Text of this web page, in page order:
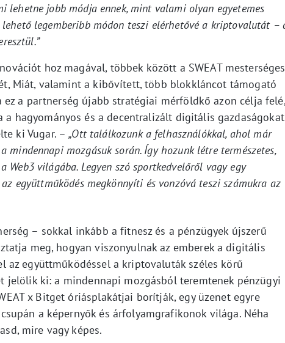
lehetne jobb módja ennek, mint valami olyan egyetemes
legemberibb módon teszi elérhetővé a kriptovalutát –
hoz magával, többek között a SWEAT mesterséges
Miát, valamint a kibővített, több blokkláncot támogató
ez a partnerség újabb stratégiai mérföldkő azon célja felé,
a hagyományos és a decentralizált digitális
ki Vugar. –„Ott találkozunk a felhasználókkal, ahol már
mindennapi mozgásuk során. Így hozunk létre természetes,
Web3 világába. Legyen szó sportkedvelőről vagy egy
együttműködés megkönnyíti és vonzóvá teszi számukra az
– sokkal inkább a fitnesz és a pénzügyek újszerű
meg, hogyan viszonyulnak az emberek a digitális
az együttműködéssel a kriptovaluták széles körű
jelölik ki: a mindennapi mozgásból teremtenek pénzügyi
x Bitget óriásplakátjai borítják, egy üzenet egyre
a képernyők és árfolyamgrafikonok világa. Néha
mire vagy képes.